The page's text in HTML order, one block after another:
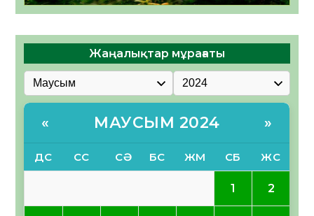
Жаңалықтар мұрағаты
« МАУСЫМ 2024 »
ДС СС СӘ БС ЖМ СБ ЖС
1 2